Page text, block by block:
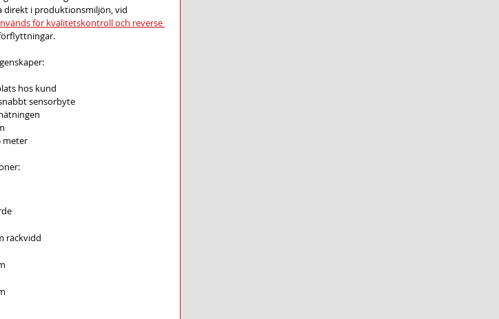
direkt i produktionsmiljön, vid
för kvalitetskontroll och reverse
hos kund
sensorbyte
meter
räckvidd